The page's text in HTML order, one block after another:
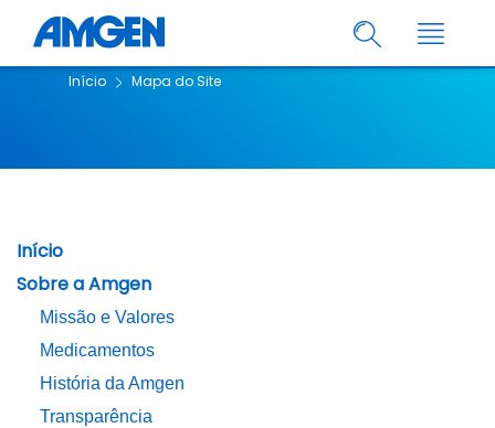
Início Mapa do Site
Início
Sobre a Amgen
Missão e Valores
Medicamentos
História da Amgen
Transparência